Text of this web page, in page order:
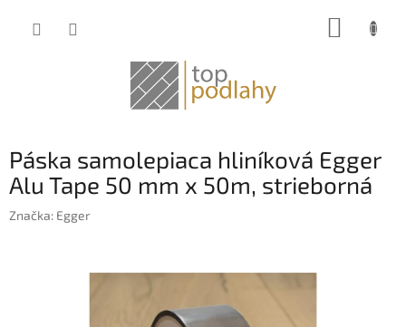
Páska samolepiaca hliníková Egger
Alu Tape 50 mm x 50m, strieborná
Značka: Egger